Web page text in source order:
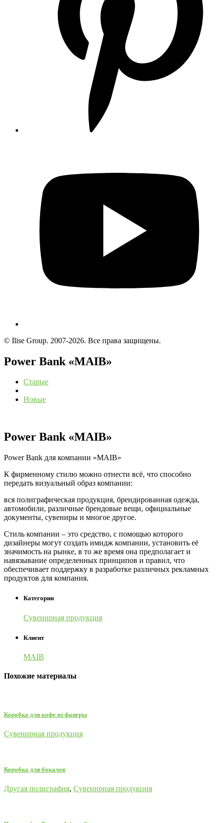
© Ilise Group. 2007-2026. Все права защищены.
Power Bank «MAIB»
Старые
Новые
Power Bank «MAIB»
Power Bank для компании «MAIB»
К фирменному стилю можно отнести всё, что способно
передать визуальный образ компании:
вся полиграфическая продукция, брендированная одежда,
автомобили, различные брендовые вещи, официальные
документы, сувениры и многое другое.
Стиль компании – это средство, с помощью которого
дизайнеры могут создать имидж компании, установить её
значимость на рынке, в то же время она предполагает и
навязывание определенных принципов и правил, что
обеспечивает поддержку в разработке различных рекламных
продуктов для компания.
Категории
Сувенирная продукция
Клиент
MAIB
Похожие материалы
Коробка для кофе из фанеры
Сувенирная продукция
Коробка для бокалов
Другая полиграфия, Сувенирная продукция